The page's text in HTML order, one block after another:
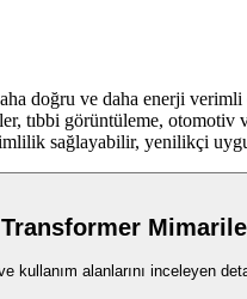
doğru ve daha enerji
tıbbi görüntüleme, otomotiv
sağlayabilir, yenilikçi
alanlarını inceleyen